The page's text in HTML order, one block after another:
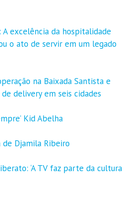
excelência da hospitalidade
o ato de servir em um legado
na Baixada Santista e
delivery em seis cidades
Kid Abelha
Djamila Ribeiro
‘A TV faz parte da cultura